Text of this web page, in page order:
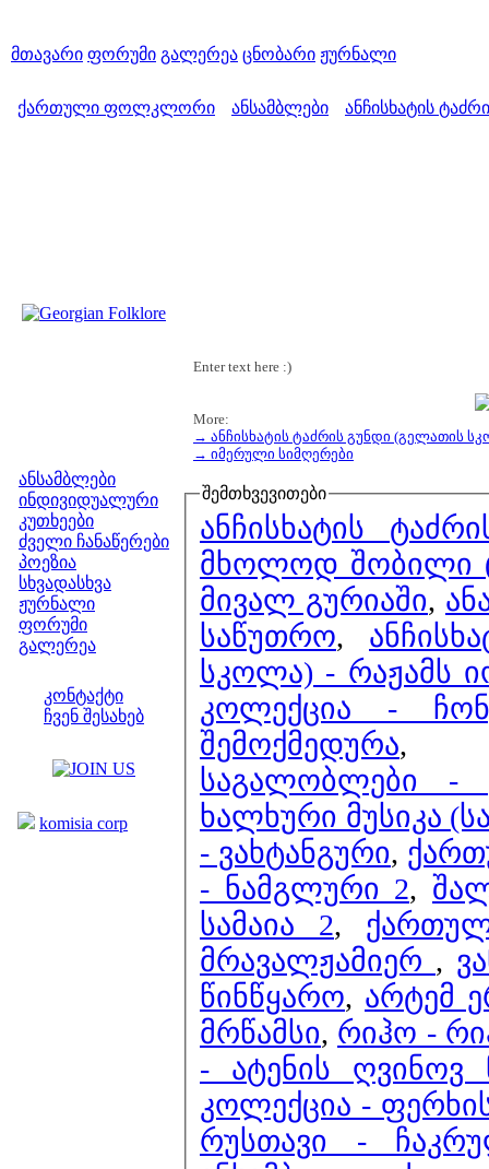
მთავარი ფორუმი გალერეა ცნობარი ჟურნალი
ქართული ფოლკლორი ანსამბლები ანჩისხატის
ანსამბლები
ინდივიდუალური
კუთხეები
ძველი ჩანაწერები
პოეზია
სხვადასხვა
ჟურნალი
ფორუმი
გალერეა
კონტაქტი
ჩვენ შესახებ
komisia corp
Enter text here :)
More:
→ ანჩისხატის ტაძრის გუნდი (გელათის
→ იმერული სიმღერები
შემთხვევითები
ანჩისხატის
მხოლოდ შობილი
მივალ გურიაში,
საწუთრო,
სკოლა) - რაჟამს
კოლექცია -
შემოქმედურა
საგალობლები -
ხალხური მუსიკა
- ვახტანგური,
- ნამგლური 2,
სამაია 2,
მრავალჟამიერ ,
წინწყარო, არტემ
მრწამსი, რიჰო -
- ატენის ღვინოვ
კოლექცია -
რუსთავი -